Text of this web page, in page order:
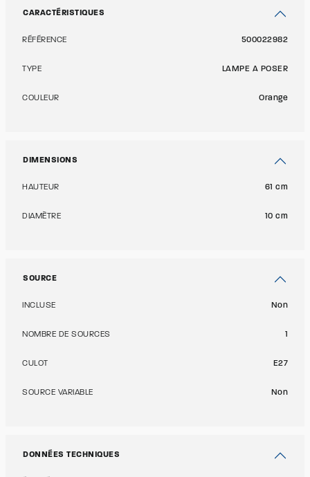
CARACTÉRISTIQUES
RÉFÉRENCE 500022982
TYPE LAMPE A POSER
COULEUR Orange
DIMENSIONS
HAUTEUR 61 cm
DIAMÈTRE 10 cm
SOURCE
INCLUSE Non
NOMBRE DE SOURCES 1
CULOT E27
SOURCE VARIABLE Non
DONNÉES TECHNIQUES